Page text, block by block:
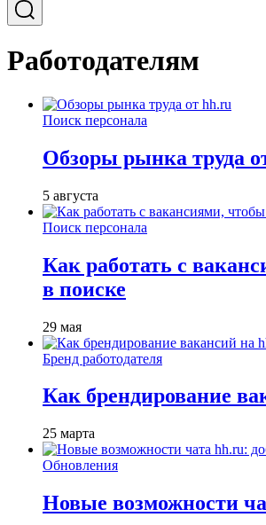
Работодателям
Поиск персонала
Обзоры рынка труда
5 августа
Поиск персонала
Как работать с
в поиске
29 мая
Бренд работодателя
Как брендирование
25 марта
Обновления
Новые возможности